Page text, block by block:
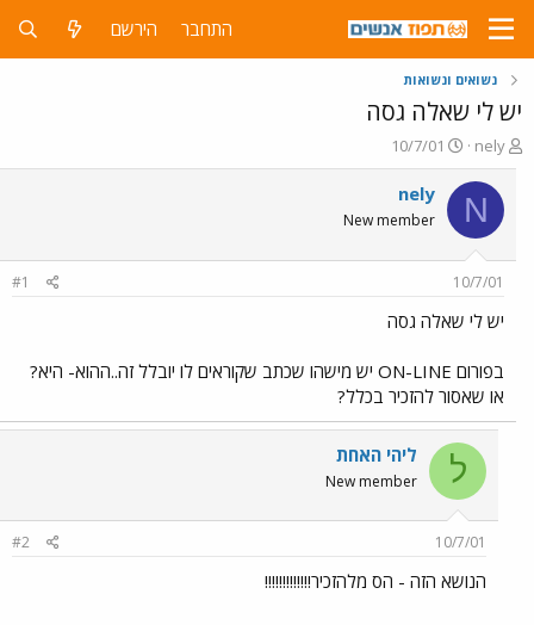
התחבר הירשם
נשואים ונשואות
יש לי שאלה גסה
פ
ו
ת
ח
ה
ש
א
nely
פ
ו
ר
10/7/01
N
nely
New member
10/7/01
#1
יש לי שאלה גסה
בפורום ON-LINE יש מישהו שכתב שקוראים לו יובלל זה..ההוא- היא?
או שאסור להזכיר בכלל?
ל ליהי האחת
New member
10/7/01
#2
הנושא הזה - הס מלהזכיר!!!!!!!!!!!!!